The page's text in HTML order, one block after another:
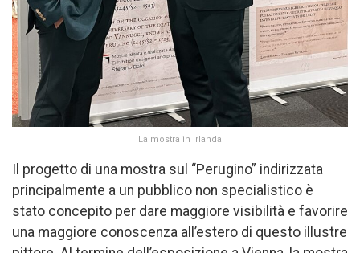
La mostra in Irlanda
Il progetto di una mostra sul “Perugino” indirizzata
principalmente a un pubblico non specialistico è
stato concepito per dare maggiore visibilità e favorire
una maggiore conoscenza all’estero di questo illustre